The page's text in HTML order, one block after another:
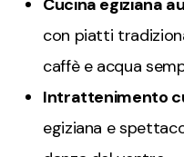
Cucina egiziana
con piatti
caffè e acqua
Intrattenimento
egiziana e